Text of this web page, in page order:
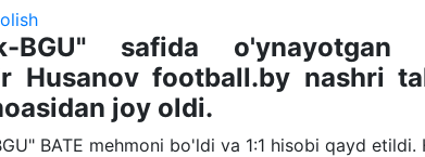
BGU" safida o'ynayotgan
Husanov football.by nashri
joy oldi.
BATE mehmoni bo'ldi va 1:1 hisobi qayd